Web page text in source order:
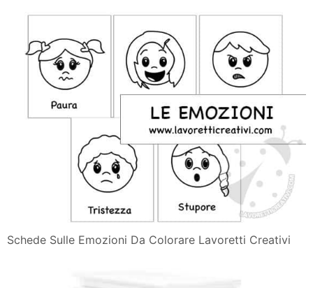
Schede Sulle Emozioni Da Colorare Lavoretti Creativi